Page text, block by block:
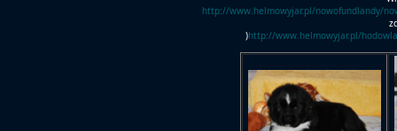
http://www.helmowyjar.pl/nowofundlandy/
)http://www.helmowyjar.pl/